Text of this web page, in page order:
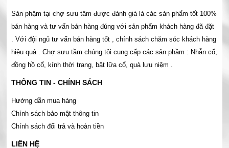
Sản phậm tại chợ sưu tâm được đánh giá là các sản phẩm tốt 100%
bán hàng và tư vấn bán hàng đúng với sản phẩm khách hàng đã đặt
. Với đội ngủ tư vấn bán hàng tốt , chính sách chăm sóc khách hàng
hiệu quả . Chợ sưu tầm chúng tôi cung cấp các sản phầm : Nhẫn cổ,
đồng hồ cổ, kính thời trang, bật lữa cổ, quà lưu niệm .
THÔNG TIN - CHÍNH SÁCH
Hướng dẫn mua hàng
Chính sách bảo mật thông tin
Chính sách đổi trả và hoàn tiền
LIÊN HỆ